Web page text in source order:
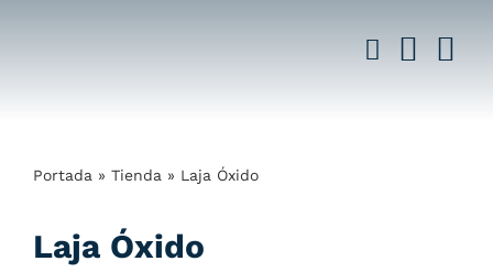
Portada » Tienda » Laja Óxido
Laja Óxido